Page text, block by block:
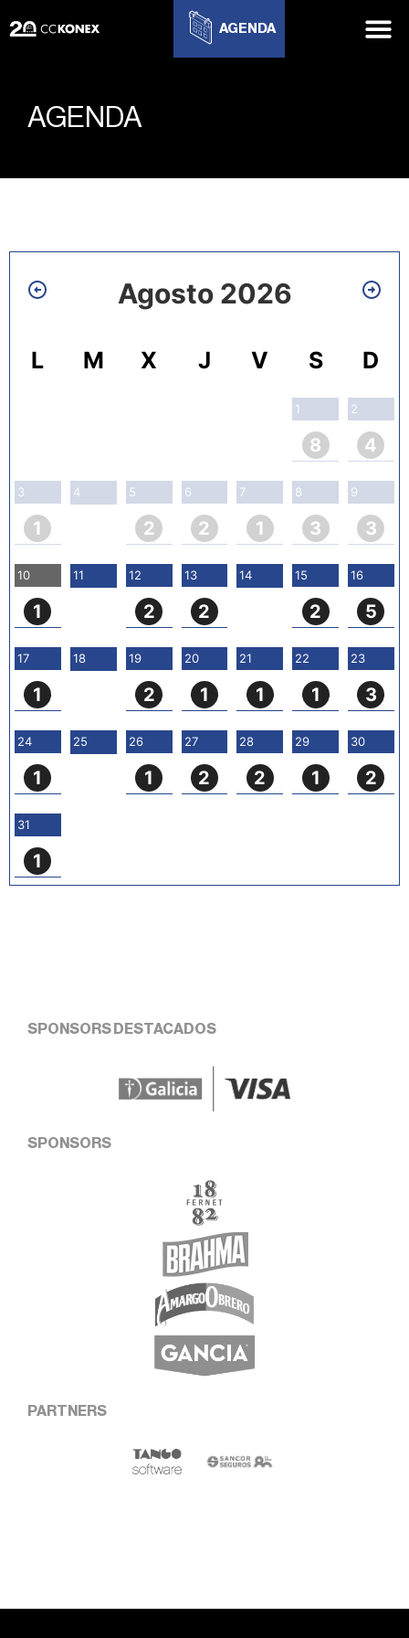
AGENDA
AGENDA
Agosto 2026
L M X J V S D
1
8
2
4
3
1
4 5
2
6
2
7
1
8
3
9
3
10
1
11 12
2
13
2
14 15
2
16
5
17
1
18 19
2
20
1
21
1
22
1
23
3
24
1
25 26
1
27
2
28
2
29
1
30
2
31
1
SPONSORS DESTACADOS
SPONSORS
PARTNERS